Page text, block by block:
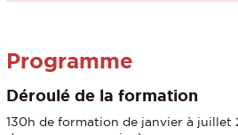
Programme
Déroulé de la formation
130h de formation de janvier à juillet